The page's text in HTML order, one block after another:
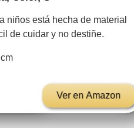
niños está hecha de material
de cuidar y no destiñe.
Ver en Amazon